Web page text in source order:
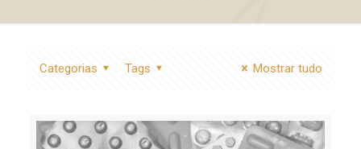
Categorias Tags Mostrar tudo